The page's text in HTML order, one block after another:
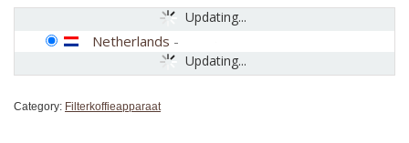
Updating...
Updating...
Netherlands -
Category: Filterkoffieapparaat